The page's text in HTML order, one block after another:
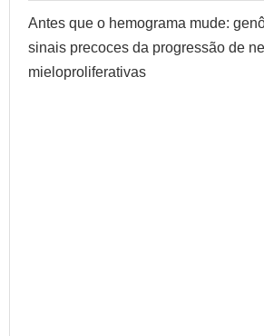
Antes que o hemograma mude:
sinais precoces da progressão de
mieloproliferativas